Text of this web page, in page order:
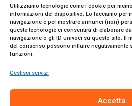
Utilizziamo tecnologie come i cookie per
informazioni del dispositivo. Lo facciamo per
navigazione e per mostrare annunci (non)
queste tecnologie ci consentirà di elaborare
navigazione o gli ID univoci su questo sito. Il
del consenso possono influire negativamente
funzioni.
Gestisci servizi
Accetta
Tribunale di Siracusa. Direttore